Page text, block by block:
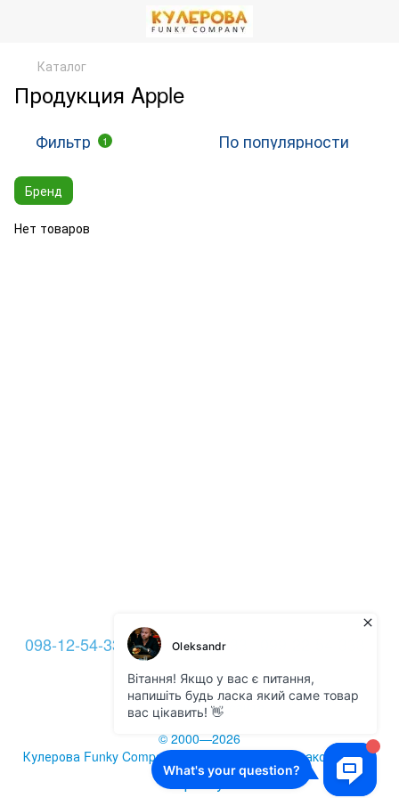
Каталог
Продукция Apple
Фильтр 1 По популярности
Бренд
Нет товаров
098-12-54-333 093-12-54-333
Контакты
Полная версия сайта
© 2000—2026
Кулерова Funky Company -
и аксессуары
Укр Рус